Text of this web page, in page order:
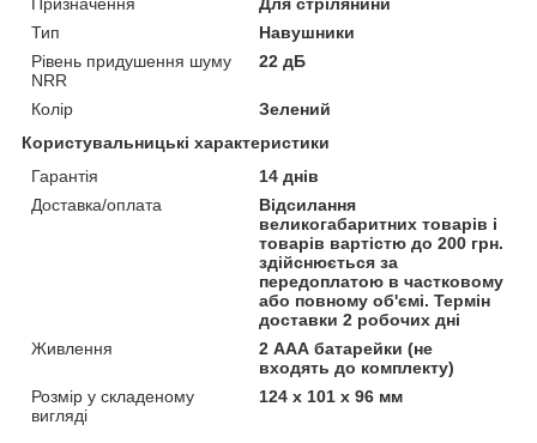
Тип
Навушники
Рівень придушення шуму
NRR
22 дБ
Колір
Зелений
Користувальницькі характеристики
Гарантія
14 днів
Доставка/оплата
Відсилання
великогабаритних товарів і
товарів вартістю до 200 грн.
здійснюється за
передоплатою в частковому
або повному об'ємі. Термін
доставки 2 робочих дні
Живлення
2 ААА батарейки (не
входять до комплекту)
Розмір у складеному
вигляді
124 х 101 х 96 мм